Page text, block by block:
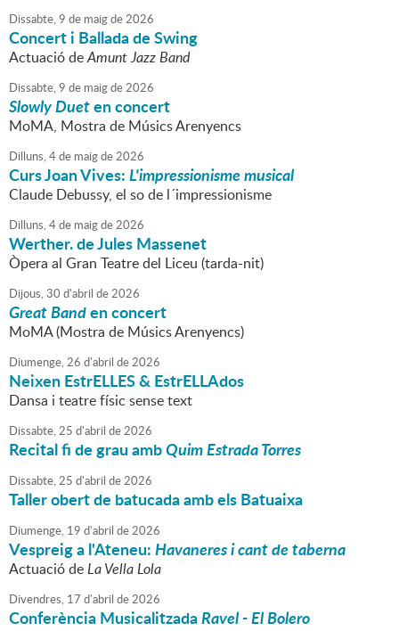
Dissabte,9 de maigde2026
Concert i Ballada de Swing
Actuació deAmunt Jazz Band
Dissabte,9 de maigde2026
Slowly Dueten concert
MoMA, Mostra de Músics Arenyencs
Dilluns,4de maigde2026
Curs Joan Vives:L'impressionisme musical
Claude Debussy, el so de l´impressionisme
Dilluns,4de maigde2026
Werther. de Jules Massenet
Òpera al Gran Teatre del Liceu (tarda-nit)
Dijous,30 d'abril de2026
Great Banden concert
MoMA (Mostra de Músics Arenyencs)
Diumenge,26 d'abril de2026
Neixen EstrELLES & EstrELLAdos
Dansa i teatre físic sense text
Dissabte,25 d'abril de2026
Recital fi de grau ambQuim Estrada Torres
Dissabte,25 d'abril de2026
Taller obert de batucada amb els Batuaixa
Diumenge, 19 d'abril de2026
Vespreig a l'Ateneu:Havaneres i cant de taberna
Actuació deLa Vella Lola
Divendres, 17 d'abril de2026
Conferència MusicalitzadaRavel - El Bolero